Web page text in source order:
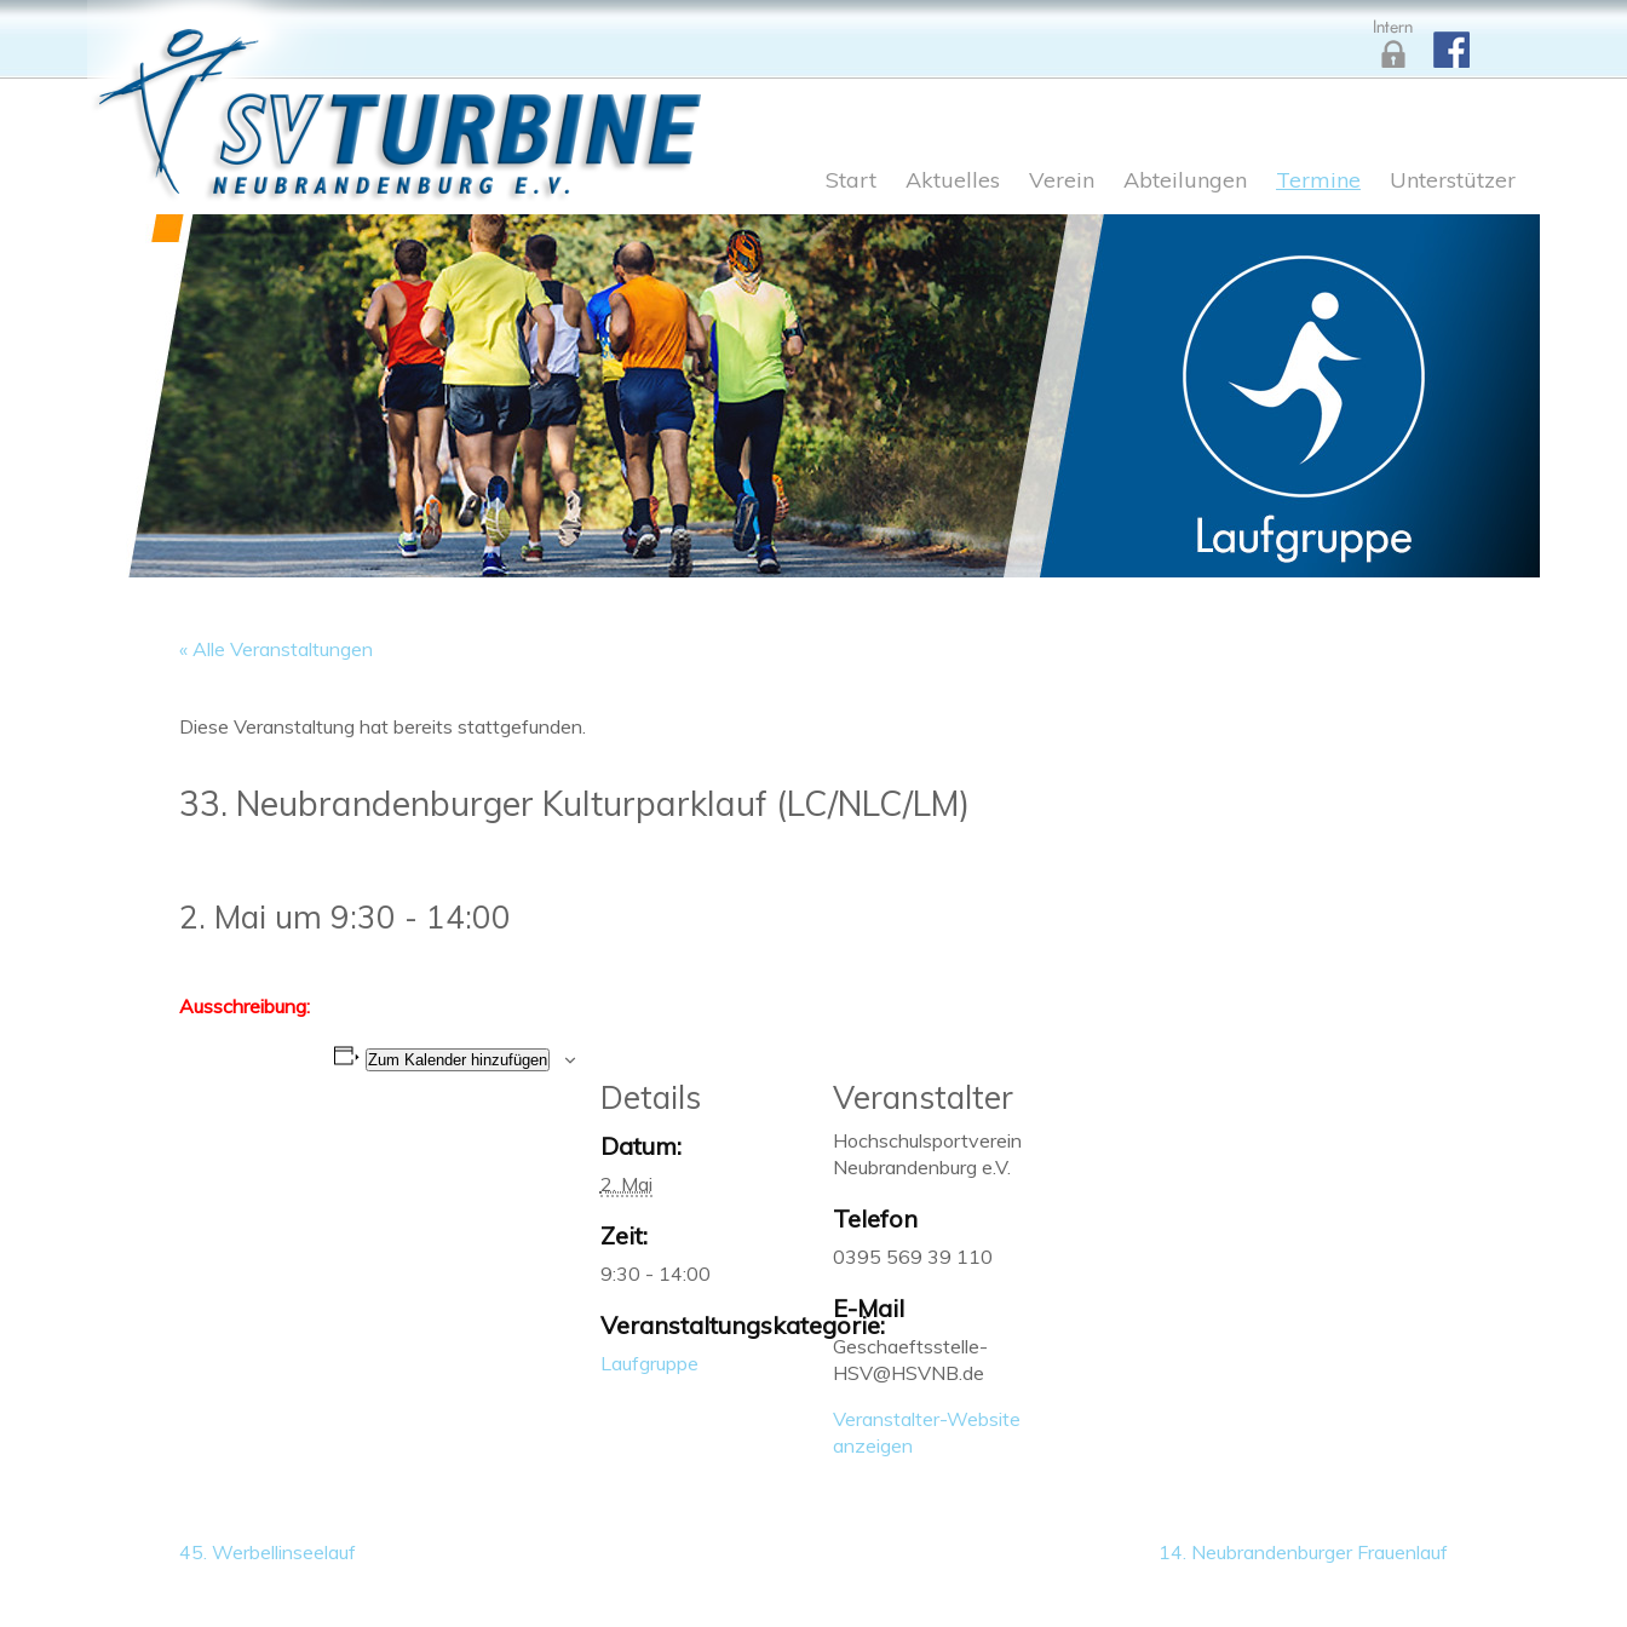
Start Aktuelles Verein Abteilungen Termine Unterstützer
« Alle Veranstaltungen
Diese Veranstaltung hat bereits stattgefunden.
33. Neubrandenburger Kulturparklauf (LC/NLC/LM)
2. Mai um 9:30 - 14:00
Ausschreibung:
Zum Kalender hinzufügen
Details
Datum:
2. Mai
Zeit:
9:30 - 14:00
Veranstaltungskategorie:
Laufgruppe
Veranstalter
Hochschulsportverein
Neubrandenburg e.V.
Telefon
0395 569 39 110
E-Mail
Geschaeftsstelle-
HSV@HSVNB.de
Veranstalter-Website
anzeigen
45. Werbellinseelauf 14. Neubrandenburger Frauenlauf